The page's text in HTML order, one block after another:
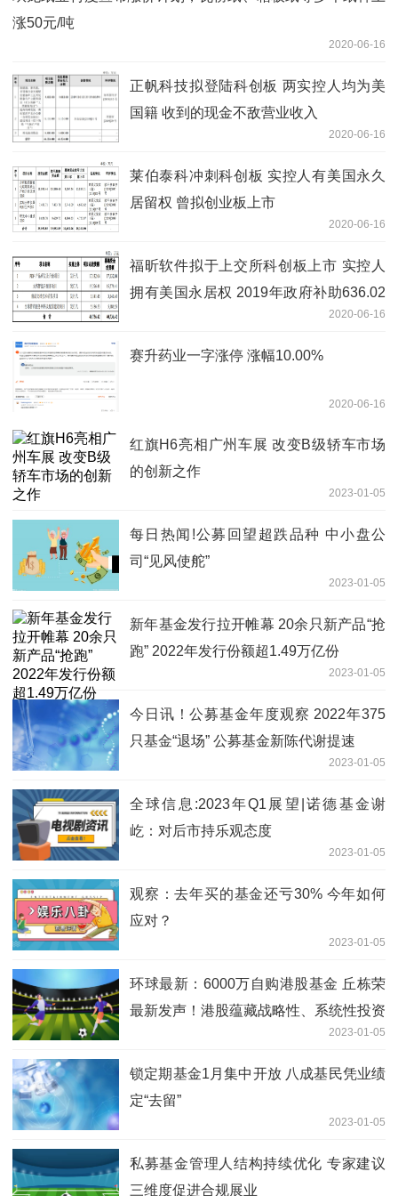
涨50元/吨
2020-06-16
正帆科技拟登陆科创板 两实控人均为美
国籍 收到的现金不敌营业收入
2020-06-16
莱伯泰科冲刺科创板 实控人有美国永久
居留权 曾拟创业板上市
2020-06-16
福昕软件拟于上交所科创板上市 实控人
拥有美国永居权 2019年政府补助636.02
2020-06-16
赛升药业一字涨停 涨幅10.00%
2020-06-16
红旗H6亮相广州车展 改变B级轿车市场
的创新之作
2023-01-05
每日热闻!公募回望超跌品种 中小盘公
司“见风使舵”
2023-01-05
新年基金发行拉开帷幕 20余只新产品“抢
跑” 2022年发行份额超1.49万亿份
2023-01-05
今日讯！公募基金年度观察 2022年375
只基金“退场” 公募基金新陈代谢提速
2023-01-05
全球信息:2023年Q1展望|诺德基金谢
屹：对后市持乐观态度
2023-01-05
观察：去年买的基金还亏30% 今年如何
应对？
2023-01-05
环球最新：6000万自购港股基金 丘栋荣
最新发声！港股蕴藏战略性、系统性投资
2023-01-05
锁定期基金1月集中开放 八成基民凭业绩
定“去留”
2023-01-05
私募基金管理人结构持续优化 专家建议
三维度促进合规展业